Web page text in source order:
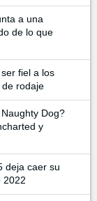
a una
de lo que
fiel a los
rodaje
Dog?
y
deja caer su
2022